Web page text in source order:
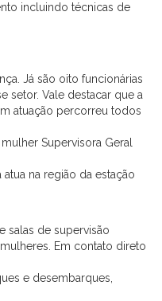
incluindo técnicas de
Já são oito funcionárias
setor. Vale destacar que a
atuação percorreu todos
Supervisora Geral
na região da estação
salas de supervisão
Em contato direto
e desembarques,